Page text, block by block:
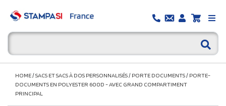
HOME/SACS ET SACS À DOS PERSONNALISÉS/ PORTE DOCUMENTS/ PORTE-
DOCUMENTS EN POLYESTER 600D - AVEC GRAND COMPARTIMENT
PRINCIPAL